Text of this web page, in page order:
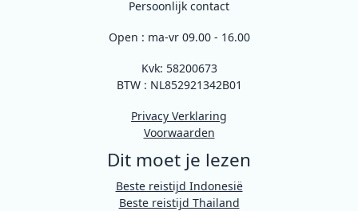
Persoonlijk contact
Open : ma-vr 09.00 - 16.00
Kvk: 58200673
BTW : NL852921342B01
Privacy Verklaring
Voorwaarden
Dit moet je lezen
Beste reistijd Indonesië
Beste reistijd Thailand